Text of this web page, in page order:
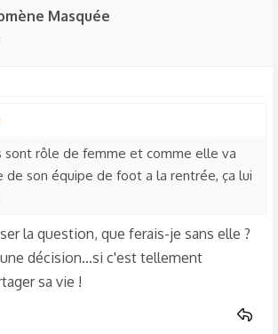
Masquée
sont rôle de femme et comme elle va
de son équipe de foot a la rentrée, ça lui
la question, que ferais-je sans elle ?
décision...si c'est tellement
sa vie !